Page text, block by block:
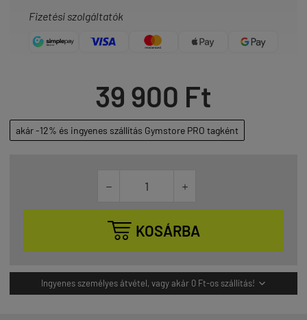
Fizetési szolgáltatók
39 900 Ft
akár -12% és ingyenes szállítás Gymstore PRO tagként
 
 KOSÁRBA
Ingyenes személyes átvétel, vagy akár 0 Ft-os szállítás! 